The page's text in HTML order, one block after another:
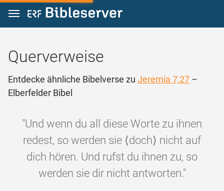
Zum Inhalt springen
Querverweise
Entdecke ähnliche Bibelverse zu Jeremia 7,27 –
Elberfelder Bibel
"Und wenn du all diese Worte zu ihnen
redest, so werden sie ⟨doch⟩ nicht auf
dich hören. Und rufst du ihnen zu, so
werden sie dir nicht antworten."